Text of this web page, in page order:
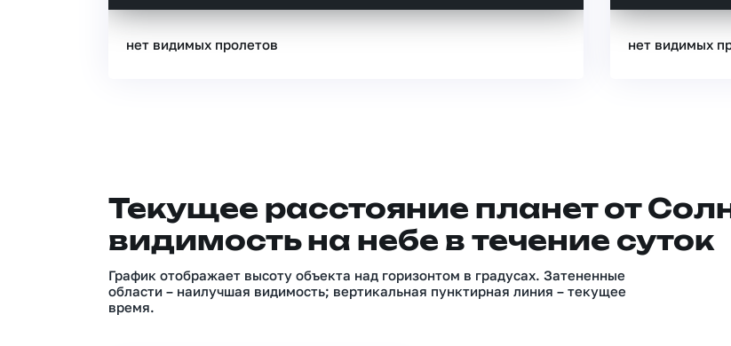
нет видимых пролетов нет видимых
Текущее расстояние планет от
видимость на небе в течение суток
График отображает высоту объекта над горизонтом в градусах. Затененные
области – наилучшая видимость; вертикальная пунктирная линия – текущее
время.